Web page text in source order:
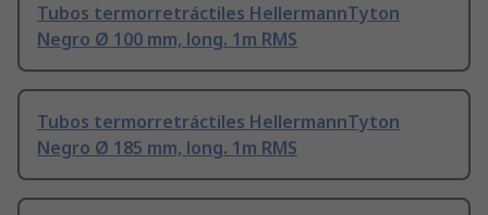
Tubos termorretráctiles HellermannTyton
Negro Ø 100 mm, long. 1m RMS
Tubos termorretráctiles HellermannTyton
Negro Ø 185 mm, long. 1m RMS